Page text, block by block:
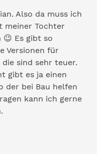
Also da muss ich
meiner Tochter
Es gibt so
Versionen für
die sind sehr teuer.
gibt es ja einen
der bei Bau helfen
kann ich gerne